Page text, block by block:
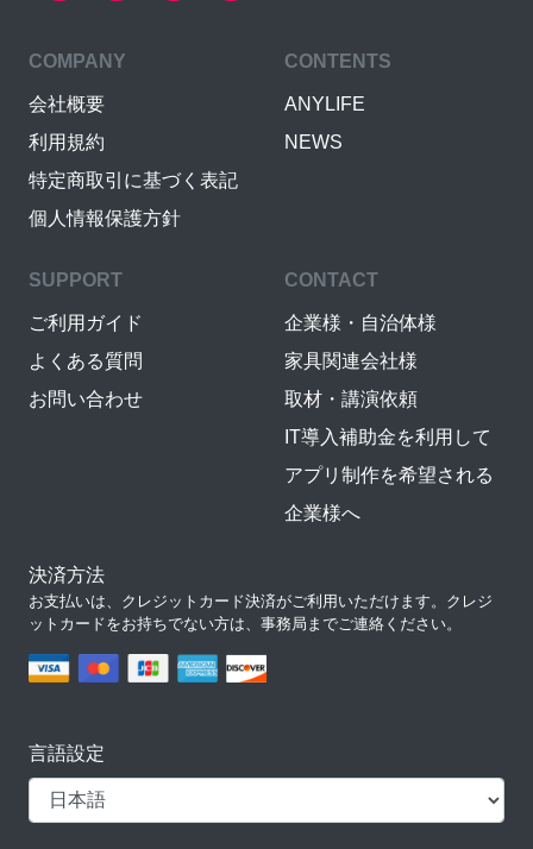
COMPANY
会社概要
利用規約
特定商取引に基づく表記
個人情報保護方針
CONTENTS
ANYLIFE
NEWS
SUPPORT
ご利用ガイド
よくある質問
お問い合わせ
CONTACT
企業様・自治体様
家具関連会社様
取材・講演依頼
IT導入補助金を利用して
アプリ制作を希望される
企業様へ
決済方法
お支払いは、クレジットカード決済がご利用いただけます。クレジ
ットカードをお持ちでない方は、事務局までご連絡ください。
言語設定